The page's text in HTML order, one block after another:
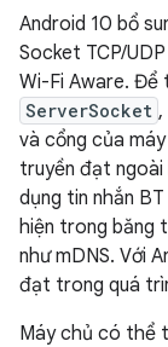
Android 10 bổ
Socket TCP/
Wi-Fi Aware. Để
ServerSocket ,
và cổng của
truyền đạt ngoài
dụng tin nhắn
hiện trong băng
như mDNS. Với
đạt trong quá
Máy chủ có thể